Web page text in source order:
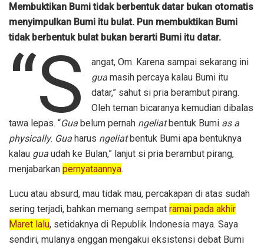
Membuktikan Bumi tidak berbentuk datar bukan otomatis
menyimpulkan Bumi itu bulat. Pun membuktikan Bumi
tidak berbentuk bulat bukan berarti Bumi itu datar.
“S
angat, Om. Karena sampai sekarang ini
gua masih percaya kalau Bumi itu
datar,” sahut si pria berambut pirang.
Oleh teman bicaranya kemudian dibalas
tawa lepas. “Gua belum pernah ngeliatbentuk Bumi as a
physically. Gua harus ngeliatbentuk Bumi apa bentuknya
kalau gua udah ke Bulan,” lanjut si pria berambut pirang,
menjabarkan pernyataannya.
Lucu atau absurd, mau tidak mau, percakapan di atas sudah
sering terjadi, bahkan memang sempat ramai pada akhir
Maret lalu, setidaknya di Republik Indonesia maya. Saya
sendiri, mulanya enggan mengakui eksistensi debat Bumi